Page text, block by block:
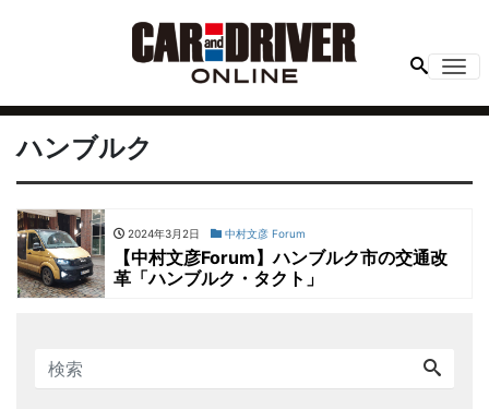
ハンブルク
2024年3月2日 中村文彦 Forum
【中村文彦Forum】ハンブルク市の交通改
革「ハンブルク・タクト」